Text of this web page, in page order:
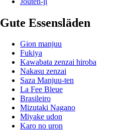
Gute Essensläden
Gion manjuu
Fukiya
Kawabata zenzai hiroba
Nakasu zenzai
Saza Manjuu-ten
La Fee Bleue
Brasileiro
Mizutaki Nagano
Miyake udon
Karo no uron